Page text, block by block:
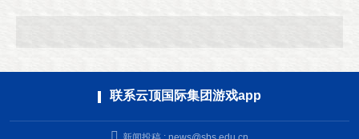
联系云顶国际集团游戏app